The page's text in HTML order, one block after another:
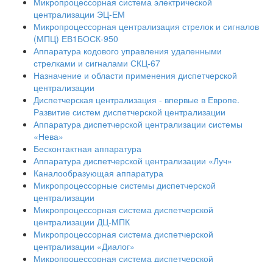
централизации ЭЦ-ЕМ
Микропроцессорная централизация стрелок и сигналов
(МПЦ) ЕВ1БОСК-950
Аппаратура кодового управления удаленными
стрелками и сигналами СКЦ-67
Назначение и области применения диспетчерской
централизации
Диспетчерская централизация - впервые в Европе.
Развитие систем диспетчерской централизации
Аппаратура диспетчерской централизации системы
«Нева»
Бесконтактная аппаратура
Аппаратура диспетчерской централизации «Луч»
Каналообразующая аппаратура
Микропроцессорные системы диспетчерской
централизации
Микропроцессорная система диспетчерской
централизации ДЦ-МПК
Микропроцессорная система диспетчерской
централизации «Диалог»
Микропроцессорная система диспетчерской